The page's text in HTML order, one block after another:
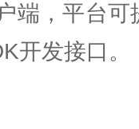
端，平台
开发接口。